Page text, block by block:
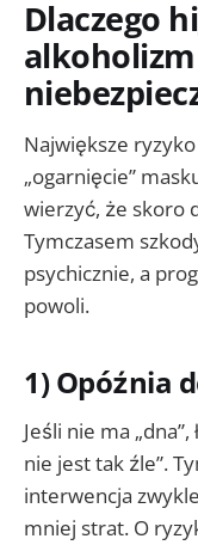
Dlaczego
Największe
„ogarnięcie”
wierzyć, że skoro
Tymczasem
psychicznie, a
powoli.
1) Opóźnia
Jeśli nie ma
nie jest tak źle”.
interwencja
mniej strat. O